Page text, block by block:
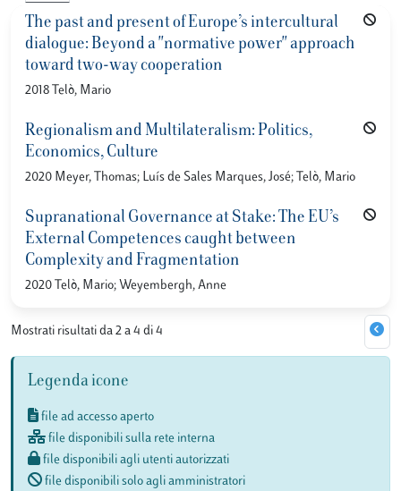
The past and present of Europe’s intercultural
dialogue: Beyond a "normative power" approach
toward two-way cooperation
2018 Telò, Mario
Regionalism and Multilateralism: Politics,
Economics, Culture
2020 Meyer, Thomas; Luís de Sales Marques, José; Telò, Mario
Supranational Governance at Stake: The EU’s
External Competences caught between
Complexity and Fragmentation
2020 Telò, Mario; Weyembergh, Anne
Mostrati risultati da 2 a 4 di 4
Legenda icone
file ad accesso aperto
file disponibili sulla rete interna
file disponibili agli utenti autorizzati
file disponibili solo agli amministratori